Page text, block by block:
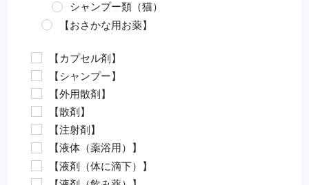
シャンプー類（猫）
【おさかな用お薬】
カラムナリス病対策（魚）
水カビ病対策（魚）
白点病対策（魚）
イカリムシ・ウオジラミ（魚）
ハダムシ駆除（魚）
類結節症（魚）
麻酔（魚）
【カプセル剤】
【シャンプー】
【外用散剤】
【散剤】
【注射剤】
【液体（薬浴用）】
【液剤（体に滴下）】